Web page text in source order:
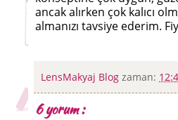
ancak alırken çok kalıcı
almanızı tavsiye ederim.
LensMakyaj Blog zaman:
6 yorum :